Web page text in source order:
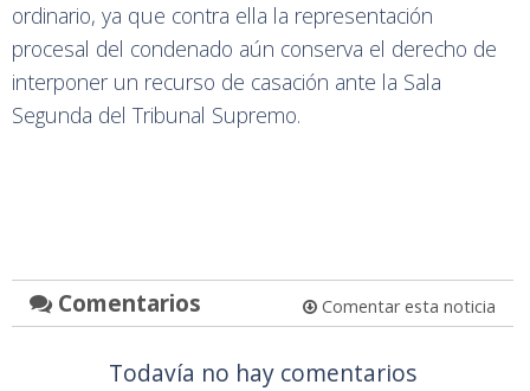
ordinario, ya que contra ella la representación
procesal del condenado aún conserva el derecho de
interponer un recurso de casación ante la Sala
Segunda del Tribunal Supremo.
Comentarios Comentar esta noticia
Todavía no hay comentarios